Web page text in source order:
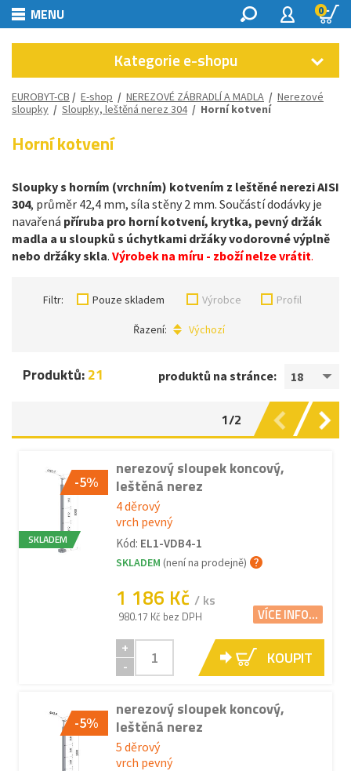
MENU 0
Kategorie e-shopu
EUROBYT-CB / E-shop / NEREZOVÉ ZÁBRADLÍ A MADLA / Nerezové
sloupky / Sloupky, leštěná nerez 304/ Horní kotvení
Horní kotvení
Sloupky s horním (vrchním) kotvením z leštěné nerezi AISI
304, průměr 42,4 mm, síla stěny 2 mm. Součástí dodávky je
navařená příruba pro horní kotvení, krytka, pevný držák
madla a u sloupků s úchytkami držáky vodorovné výplně
nebo držáky skla. Výrobek na míru - zboží nelze vrátit.
Filtr: Pouze skladem Výrobce Profil
Řazení: Výchozí
produktů na stránce: 18
Produktů:21
1/2
-5%
SKLADEM
nerezový sloupek koncový,
leštěná nerez
4 děrový
vrch pevný
Kód: EL1-VDB4-1
SKLADEM (není na prodejně)
1 186 Kč / ks
980.17 Kč bez DPH VÍCE INFO...
+
-
KOUPIT
-5%
nerezový sloupek koncový,
leštěná nerez
5 děrový
vrch pevný